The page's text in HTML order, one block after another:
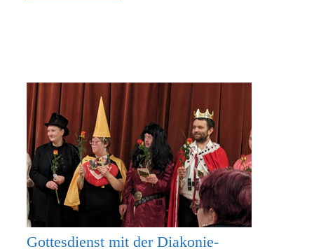
KINDERSAMSTAG
Gottesdienst mit der Diakonie-